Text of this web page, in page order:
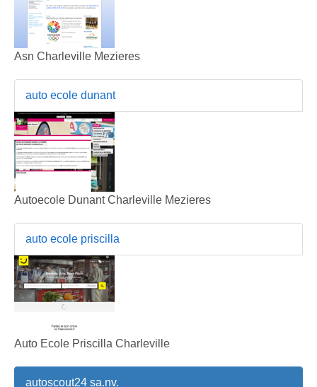
Asn Charleville Mezieres
auto ecole dunant
Autoecole Dunant Charleville Mezieres
auto ecole priscilla
Auto Ecole Priscilla Charleville
autoscout24 sa.nv.